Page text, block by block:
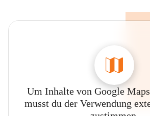
Um Inhalte von Google
musst du der Verwendung